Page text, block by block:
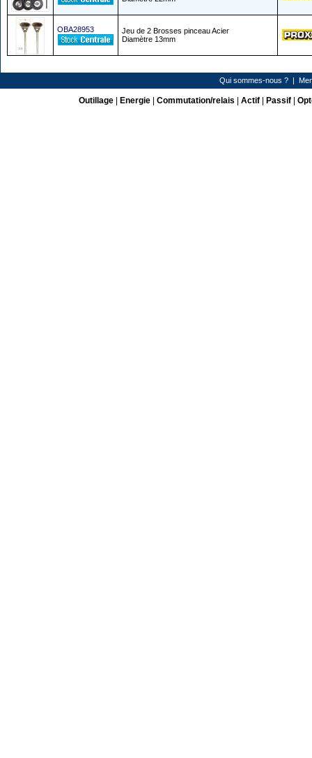
OBA28953
Jeu de 2 Brosses pinceau Acier
Diamètre 13mm
Qui sommes-nous ? |
Outillage| Energie| Commutation/relais Actif| Passif|